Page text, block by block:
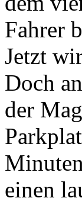
Fahrer
Jetzt
Doch
der
einen